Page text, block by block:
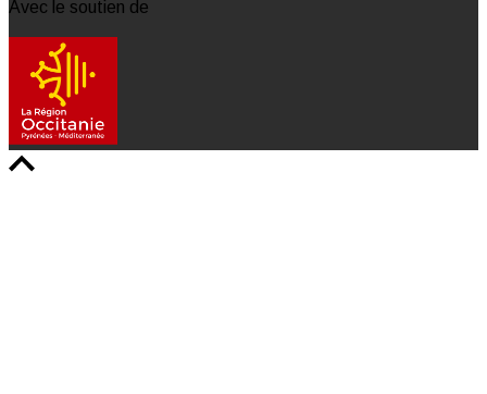
Avec le soutien de